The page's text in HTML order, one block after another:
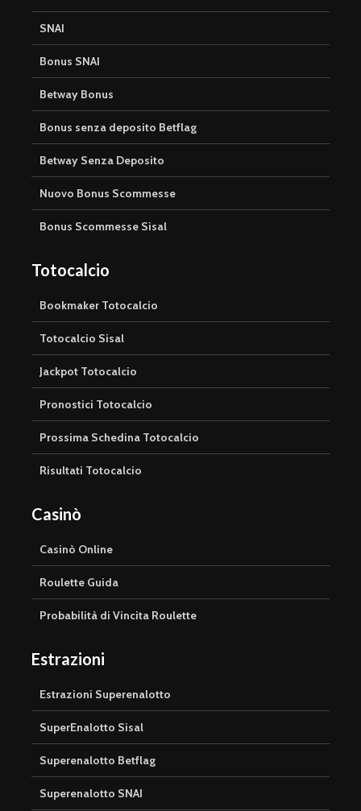
SNAI
Bonus SNAI
Betway Bonus
Bonus senza deposito Betflag
Betway Senza Deposito
Nuovo Bonus Scommesse
Bonus Scommesse Sisal
Totocalcio
Bookmaker Totocalcio
Totocalcio Sisal
Jackpot Totocalcio
Pronostici Totocalcio
Prossima Schedina Totocalcio
Risultati Totocalcio
Casinò
Casinò Online
Roulette Guida
Probabilità di Vincita Roulette
Estrazioni
Estrazioni Superenalotto
SuperEnalotto Sisal
Superenalotto Betflag
Superenalotto SNAI